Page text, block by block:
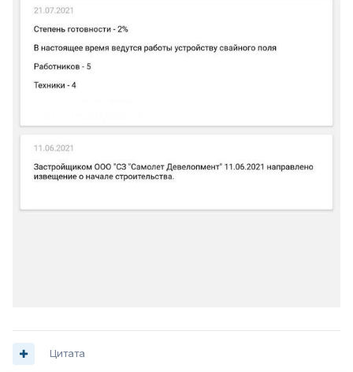
Цитата